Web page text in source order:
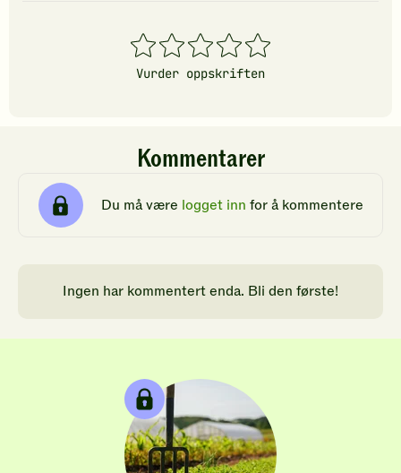
1
stjerner
2
stjerner
3
stjerner
4
stjerner
5
stjerner
Vurder oppskriften
Kommentarer
Du må være logget inn for å kommentere
Ingen har kommentert enda. Bli den første!